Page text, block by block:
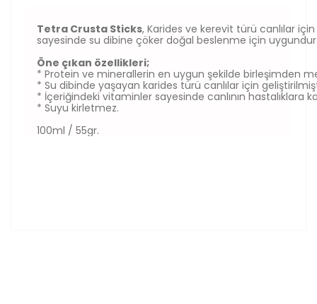
Tetra Crusta Sticks, Karides ve kerevit türü canlılar
sayesinde su dibine çöker doğal beslenme için
Öne çıkan özellikleri;
* Protein ve minerallerin en uygun şekilde birleşimden
* Su dibinde yaşayan karides türü canlılar için
* İçeriğindeki vitaminler sayesinde canlının hastalıklara
* Suyu kirletmez.
100ml / 55gr.